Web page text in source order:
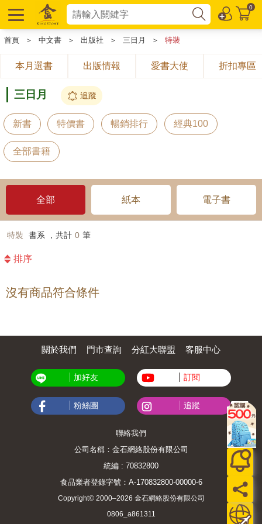
0
首頁 ＞ 中文書 ＞ 出版社 ＞ 三日月 ＞ 特裝
本月選書 出版情報 愛書大使 折扣專區
三日月 追蹤
新書 特價書 暢銷排行 經典100
全部書籍
全部 紙本 電子書
特裝 書系 ，共計 0 筆
排序
沒有商品符合條件
關於我們 門市查詢 分紅大聯盟 客服中心
加好友 訂閱
粉絲團 追蹤
聯絡我們
公司名稱：金石網絡股份有限公司
統編 : 70832800
食品業者登錄字號：A-170832800-00000-6
Copyright© 2000–2026 金石網絡股份有限公司
0806_a861311